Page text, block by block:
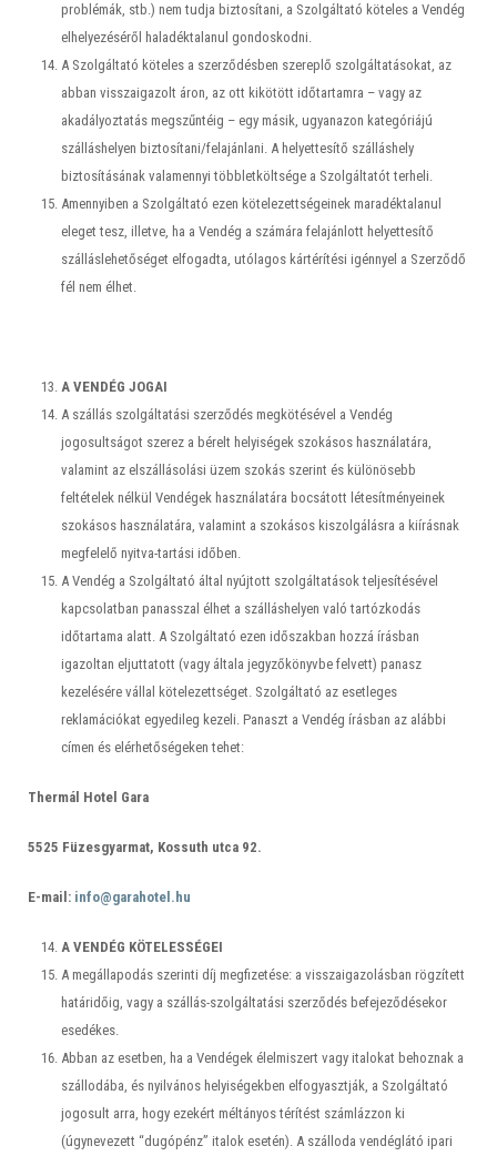
problémák, stb.) nem tudja biztosítani, a Szolgáltató köteles a Vendég
elhelyezéséről haladéktalanul gondoskodni.
A Szolgáltató köteles a szerződésben szereplő szolgáltatásokat, az
abban visszaigazolt áron, az ott kikötött időtartamra – vagy az
akadályoztatás megszűntéig – egy másik, ugyanazon kategóriájú
szálláshelyen biztosítani/felajánlani. A helyettesítő szálláshely
biztosításának valamennyi többletköltsége a Szolgáltatót terheli.
Amennyiben a Szolgáltató ezen kötelezettségeinek maradéktalanul
eleget tesz, illetve, ha a Vendég a számára felajánlott helyettesítő
szálláslehetőséget elfogadta, utólagos kártérítési igénnyel a Szerződő
fél nem élhet.
A VENDÉG JOGAI
A szállás szolgáltatási szerződés megkötésével a Vendég
jogosultságot szerez a bérelt helyiségek szokásos használatára,
valamint az elszállásolási üzem szokás szerint és különösebb
feltételek nélkül Vendégek használatára bocsátott létesítményeinek
szokásos használatára, valamint a szokásos kiszolgálásra a kiírásnak
megfelelő nyitva-tartási időben.
A Vendég a Szolgáltató által nyújtott szolgáltatások teljesítésével
kapcsolatban panasszal élhet a szálláshelyen való tartózkodás
időtartama alatt. A Szolgáltató ezen időszakban hozzá írásban
igazoltan eljuttatott (vagy általa jegyzőkönyvbe felvett) panasz
kezelésére vállal kötelezettséget. Szolgáltató az esetleges
reklamációkat egyedileg kezeli. Panaszt a Vendég írásban az alábbi
címen és elérhetőségeken tehet:
Thermál Hotel Gara
5525 Füzesgyarmat, Kossuth utca 92.
E-mail: info@garahotel.hu
A VENDÉG KÖTELESSÉGEI
A megállapodás szerinti díj megfizetése: a visszaigazolásban rögzített
határidőig, vagy a szállás-szolgáltatási szerződés befejeződésekor
esedékes.
Abban az esetben, ha a Vendégek élelmiszert vagy italokat behoznak a
szállodába, és nyilvános helyiségekben elfogyasztják, a Szolgáltató
jogosult arra, hogy ezekért méltányos térítést számlázzon ki
(úgynevezett “dugópénz” italok esetén). A szálloda vendéglátó ipari